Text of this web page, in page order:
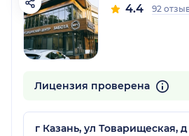
4.4 92
Лицензия проверена
г Казань, ул Товарищеская,